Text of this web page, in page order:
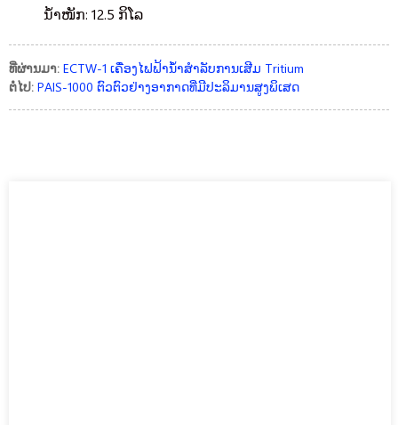
ນ້ຳ​ໜັກ​: 12.5 ກິ​ໂລ
ທີ່ຜ່ານມາ: ECTW-1 ເຄື່ອງໄຟຟ້ານ້ໍາສໍາລັບການເສີມ Tritium
ຕໍ່ໄປ: PAIS-1000 ຕົວຕົວຢ່າງອາກາດທີ່ມີປະລິມານສູງພິເສດ